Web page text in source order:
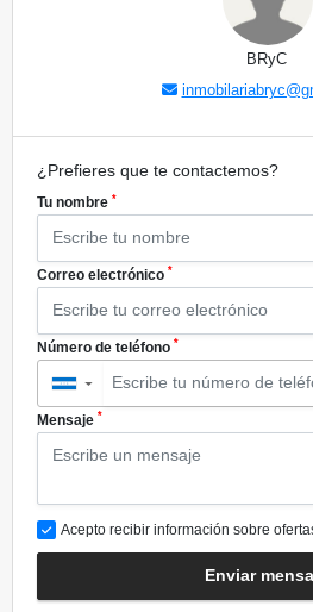
BRyC
¿Prefieres que te contactemos?
Tu nombre *
Correo electrónico *
Número de teléfono *
▼
Mensaje *
Acepto recibir información sobre
Enviar